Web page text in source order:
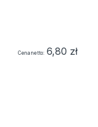
Cena netto 6,80 zł